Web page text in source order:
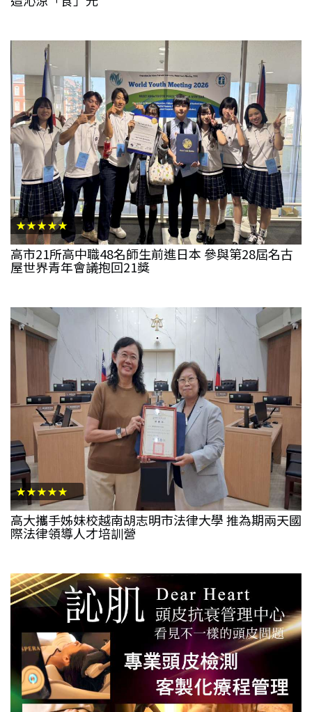
★★★★★
高市21所高中職48名師生前進日本 參與第28屆名古
屋世界青年會議抱回21獎
★★★★★
高大攜手姊妹校越南胡志明市法律大學 推為期兩天國
際法律領導人才培訓營